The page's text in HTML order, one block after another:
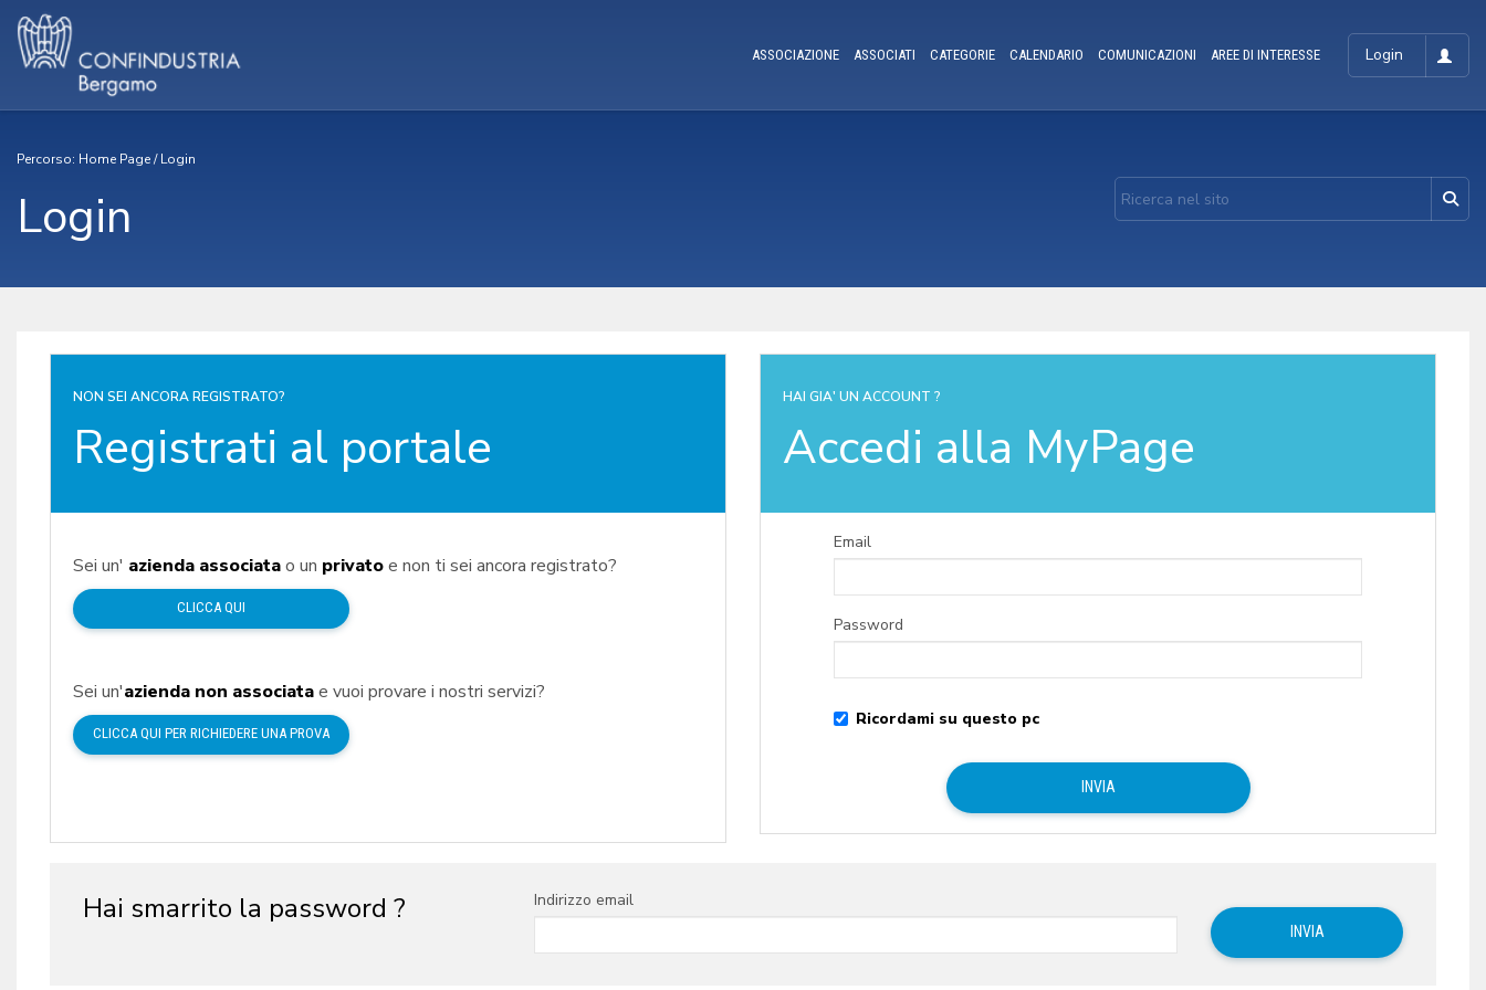
Login
ASSOCIAZIONE ASSOCIATI CATEGORIE CALENDARIO COMUNICAZIONI AREE DI INTERESSE
Percorso: Home Page/Login
Login
NON SEI ANCORA REGISTRATO?
Registrati al portale
Sei un' azienda associatao un privatoe non ti sei ancora registrato?
CLICCA QUI
Sei un'azienda non associatae vuoi provare i nostri servizi?
CLICCA QUI PER RICHIEDERE UNA PROVA
HAI GIA' UN ACCOUNT ?
Accedi alla MyPage
Email
Password
Ricordami su questo pc
Hai smarrito la password ? Indirizzo email